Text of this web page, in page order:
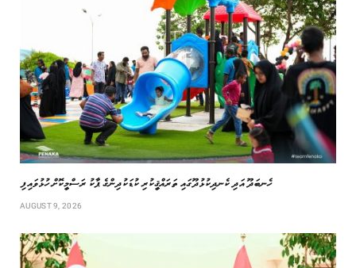
ހެނބަދޫ އަދި ކެނދިކުޅުދޫގައި ތަރައްޤީކުރި ކުޑަކުދިންގެ ޕާކު ރަސްމީކޮށް ހުޅުވައިފި
AUGUST 9, 2026